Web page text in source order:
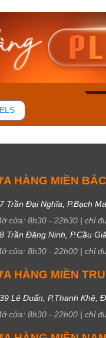
37
Casio
230EL-
Mua
HÀNG MIỀN BẮC
Trần Đại Nghĩa, P.Bạch
cửa: 8h30 - 22h30 | chỉ
Trần Đăng Ninh, P.Cầu
cửa: 8h30 - 22h00 | chỉ
HÀNG MIỀN
Lê Duẩn, P.Thanh Khê,
cửa: 8h30 - 22h00 | chỉ